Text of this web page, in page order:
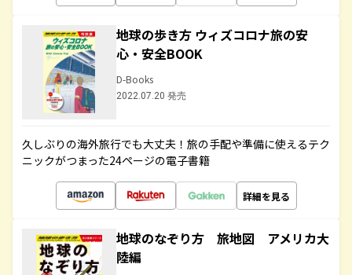
地球の歩き方 ウィズコロナ旅の安
心・安全BOOK
D-Books
2022.07.20 発売
久しぶりの海外旅行でも大丈夫！旅の手配や準備に使えるテク
ニックがつまった24ページの電子書籍
詳細を見る
地球のなぞり方 旅地図 アメリカ大
陸編